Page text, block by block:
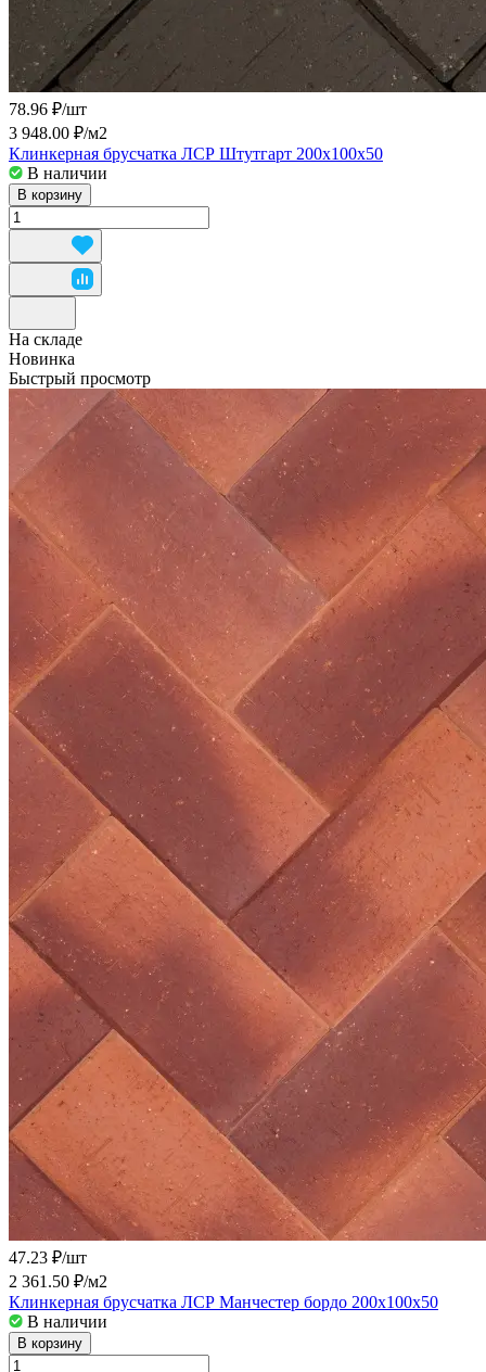
78.96 ₽/шт
3 948.00 ₽/м2
Клинкерная брусчатка ЛСР Штутгарт 200x100x50
В наличии
В корзину
На складе
Новинка
Быстрый просмотр
47.23 ₽/шт
2 361.50 ₽/м2
Клинкерная брусчатка ЛСР Манчестер бордо 200x100x50
В наличии
В корзину